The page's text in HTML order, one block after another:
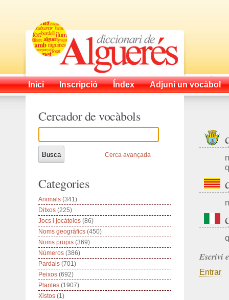
Inici Inscripció Índex Adjuni un vocàbol
Escrivi
Entrar
Cercador de vocàbols
Cerca avançada
Categories
Animals (341)
Ditxos (225)
Jocs i jocàtolos (86)
Noms geogràfics (450)
Noms propis (369)
Números (386)
Pardals (701)
Peixos (692)
Plantes (1907)
Xistos (1)